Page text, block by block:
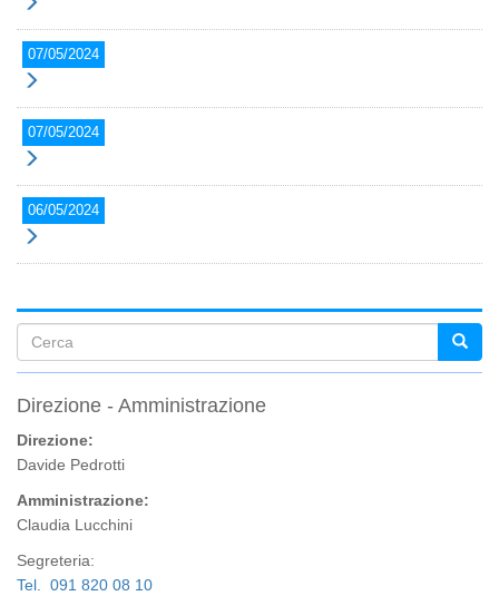
07/05/2024
07/05/2024
06/05/2024
Form
di
ricerca
Direzione - Amministrazione
Direzione:
Davide Pedrotti
Amministrazione:
Claudia Lucchini
Segreteria:
Tel. 091 820 08 10